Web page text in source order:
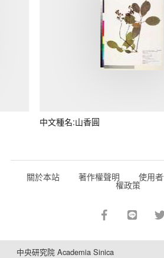
中文種名:山香圓
關於本站 著作權聲明 使用
權政策
中央研究院 Academia Sinica